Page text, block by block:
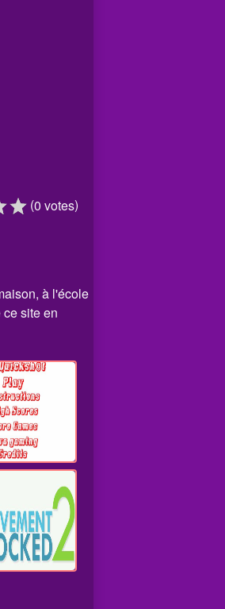
(0 votes)
à l'école
site en